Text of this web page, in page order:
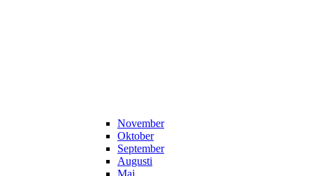
November
Oktober
September
Augusti
Maj